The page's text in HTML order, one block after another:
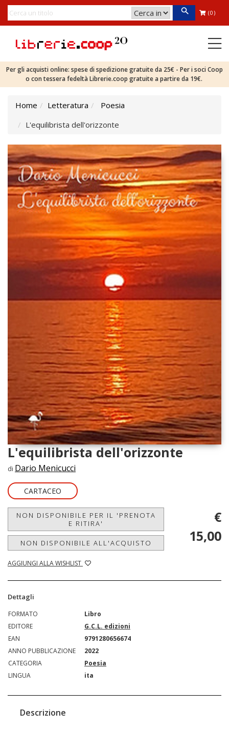
(0)
Per gli acquisti online: spese di spedizione gratuite da 25€ - Per i soci Coop
o con tessera fedeltà Librerie.coop gratuite a partire da 19€.
Home Letteratura
Poesia
L'equilibrista dell'orizzonte
L'equilibrista dell'orizzonte
di Dario Menicucci
CARTACEO
NON DISPONIBILE PER IL 'PRENOTA
E RITIRA'
NON DISPONIBILE ALL'ACQUISTO
AGGIUNGI ALLA WISHLIST
€
15,00
Dettagli
FORMATO
Libro
EDITORE
G.C.L. edizioni
EAN
9791280656674
ANNO PUBBLICAZIONE
2022
CATEGORIA
Poesia
LINGUA
ita
Descrizione